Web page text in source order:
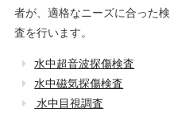
者が、適格なニーズに合った検
査を行います。
水中超音波探傷検査
水中磁気探傷検査
水中目視調査